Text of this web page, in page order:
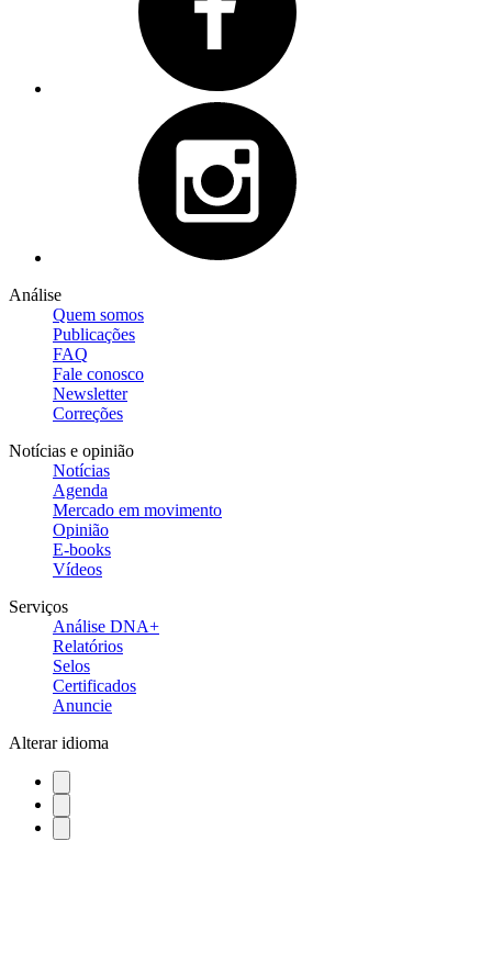
Análise
Quem somos
Publicações
FAQ
Fale conosco
Newsletter
Correções
Notícias e opinião
Notícias
Agenda
Mercado em movimento
Opinião
E-books
Vídeos
Serviços
Análise DNA+
Relatórios
Selos
Certificados
Anuncie
Alterar idioma